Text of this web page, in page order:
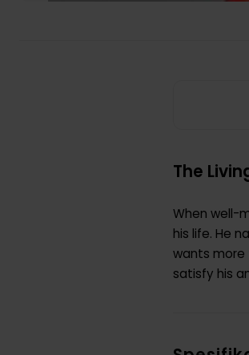
The
When well-
his life. He
wants more
satisfy his